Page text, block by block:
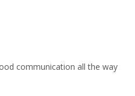
communication all the way